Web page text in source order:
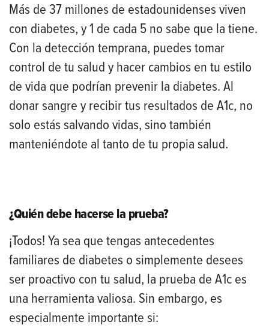
Más de 37 millones de estadounidenses viven
con diabetes, y 1 de cada 5 no sabe que la tiene.
Con la detección temprana, puedes tomar
control de tu salud y hacer cambios en tu estilo
de vida que podrían prevenir la diabetes. Al
donar sangre y recibir tus resultados de A1c, no
solo estás salvando vidas, sino también
manteniéndote al tanto de tu propia salud.
¿Quién debe hacerse la prueba?
¡Todos! Ya sea que tengas antecedentes
familiares de diabetes o simplemente desees
ser proactivo con tu salud, la prueba de A1c es
una herramienta valiosa. Sin embargo, es
especialmente importante si: